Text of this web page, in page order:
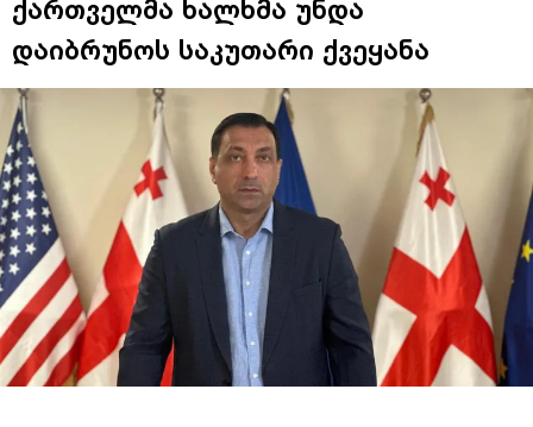
ქართველმა ხალხმა უნდა
დაიბრუნოს საკუთარი ქვეყანა